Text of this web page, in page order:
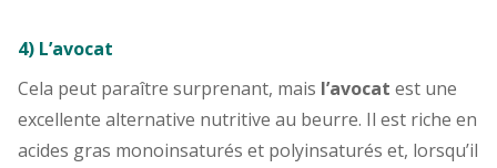
4) L’avocat
Cela peut paraître surprenant, mais l’avocat est une
excellente alternative nutritive au beurre. Il est riche en
acides gras monoinsaturés et polyinsaturés et, lorsqu’il